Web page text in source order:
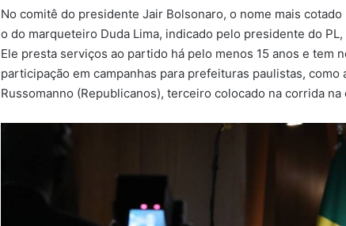
No comitê do presidente Jair Bolsonaro, o nome mais cotado
o do marqueteiro Duda Lima, indicado pelo presidente do PL,
Ele presta serviços ao partido há pelo menos 15 anos e tem
participação em campanhas para prefeituras paulistas, como
Russomanno (Republicanos), terceiro colocado na corrida na